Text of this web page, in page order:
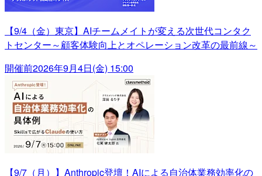
【9/4（金）東京】AIチームメイトが変える次世代コンタク
トセンター～顧客体験向上とオペレーション改革の最前線～
開催前2026年9月4日(金) 15:00
【9/7（月）】Anthropic登壇！AIによる自治体業務効率化の